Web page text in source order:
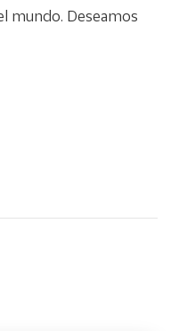
mundo. Deseamos